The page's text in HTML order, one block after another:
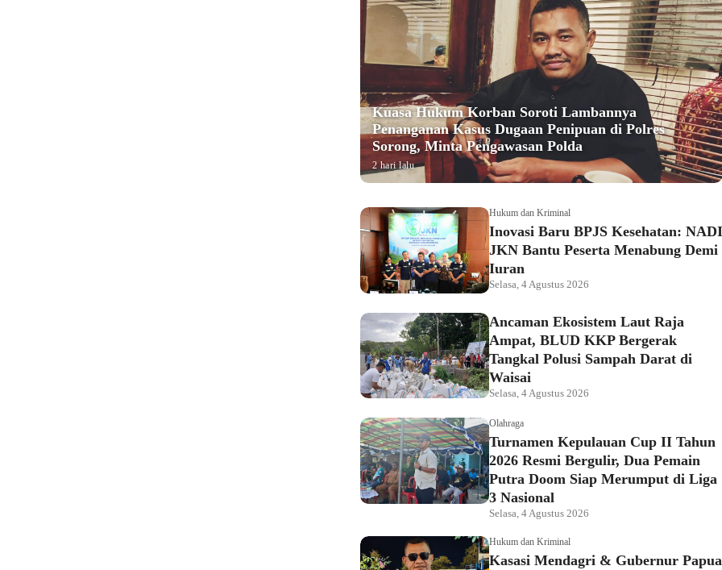
Kuasa Hukum Korban Soroti Lambannya
Penanganan Kasus Dugaan Penipuan di Polres
Sorong, Minta Pengawasan Polda
2 hari lalu
Hukum dan Kriminal
Inovasi Baru BPJS Kesehatan: NADI
JKN Bantu Peserta Menabung Demi
Iuran
Selasa, 4 Agustus 2026
Ancaman Ekosistem Laut Raja
Ampat, BLUD KKP Bergerak
Tangkal Polusi Sampah Darat di
Waisai
Selasa, 4 Agustus 2026
Olahraga
Turnamen Kepulauan Cup II Tahun
2026 Resmi Bergulir, Dua Pemain
Putra Doom Siap Merumput di Liga
3 Nasional
Selasa, 4 Agustus 2026
Hukum dan Kriminal
Kasasi Mendagri & Gubernur Papua